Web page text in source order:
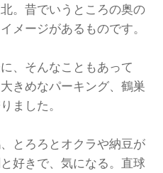
。昔でいうところの奥の
メージがあるものです。
、そんなこともあって
きめなパーキング、鶴巣
ました。
とろろとオクラや納豆が
好きで、気になる。直球